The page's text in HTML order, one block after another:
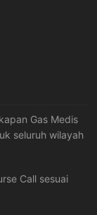
Gas Medis
seluruh wilayah
Call sesuai